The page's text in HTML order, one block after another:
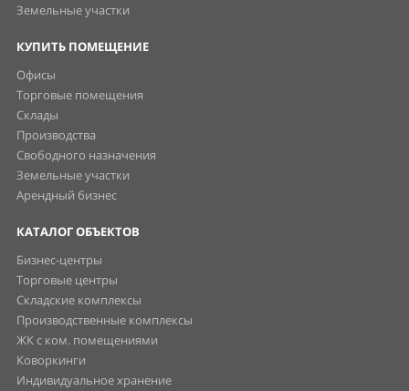
Земельные участки
КУПИТЬ ПОМЕЩЕНИЕ
Офисы
Торговые помещения
Склады
Производства
Свободного назначения
Земельные участки
Арендный бизнес
КАТАЛОГ ОБЪЕКТОВ
Бизнес-центры
Торговые центры
Складские комплексы
Производственные комплексы
ЖК с ком. помещениями
Коворкинги
Индивидуальное хранение